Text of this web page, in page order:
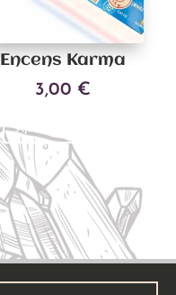
Encens Karma
3,00 €
Ajouter au panier